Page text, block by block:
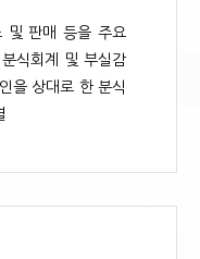
및 판매 등을 주요
식회계 및 부실감
을 상대로 한 분식